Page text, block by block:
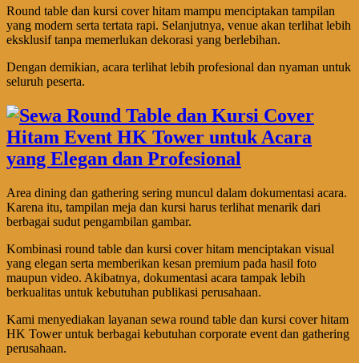
Round table dan kursi cover hitam mampu menciptakan tampilan
yang modern serta tertata rapi. Selanjutnya, venue akan terlihat lebih
eksklusif tanpa memerlukan dekorasi yang berlebihan.
Dengan demikian, acara terlihat lebih profesional dan nyaman untuk
seluruh peserta.
Area dining dan gathering sering muncul dalam dokumentasi acara.
Karena itu, tampilan meja dan kursi harus terlihat menarik dari
berbagai sudut pengambilan gambar.
Kombinasi round table dan kursi cover hitam menciptakan visual
yang elegan serta memberikan kesan premium pada hasil foto
maupun video. Akibatnya, dokumentasi acara tampak lebih
berkualitas untuk kebutuhan publikasi perusahaan.
Kami menyediakan layanan sewa round table dan kursi cover hitam
HK Tower untuk berbagai kebutuhan corporate event dan gathering
perusahaan.